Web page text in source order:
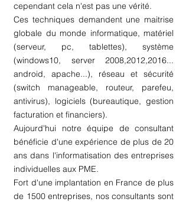
cependant cela n'est pas une vérité.
Ces techniques demandent une maitrise
globale du monde informatique, matériel
(serveur, pc, tablettes), système
(windows10, server 2008,2012,2016...
android, apache...), réseau et sécurité
(switch manageable, routeur, parefeu,
antivirus), logiciels (bureautique, gestion
facturation et financiers).
Aujourd'hui notre équipe de consultant
bénéficie d'une expérience de plus de 20
ans dans l'informatisation des entreprises
individuelles aux PME.
Fort d'une implantation en France de plus
de 1500 entreprises, nos consultants sont